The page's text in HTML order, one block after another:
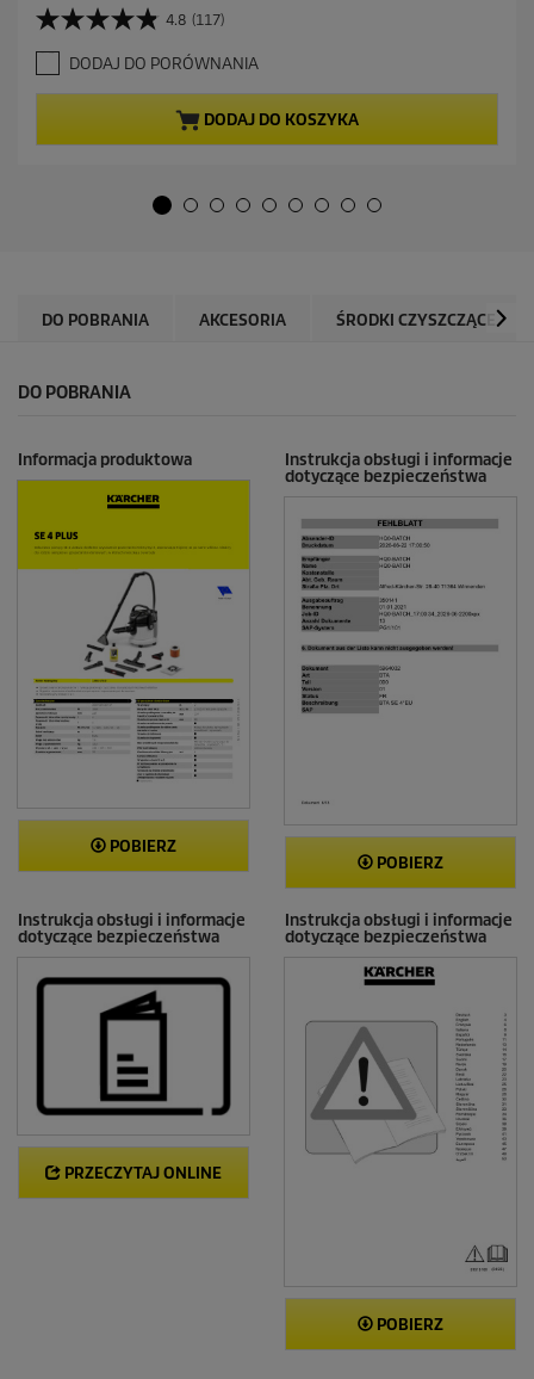
t
u
a
l
n
c
4.8 (117)
4
.
8
n
7
c
e
j
i
DODAJ DO PORÓWNANIA
DODAJ DO KOSZYKA
DO POBRANIA AKCESORIA ŚRODKI CZYSZCZĄCE
DO POBRANIA
Informacja produktowa
POBIERZ
Instrukcja obsługi i informacje
dotyczące bezpieczeństwa
POBIERZ
Instrukcja obsługi i informacje
dotyczące bezpieczeństwa
PRZECZYTAJ ONLINE
Instrukcja obsługi i informacje
dotyczące bezpieczeństwa
POBIERZ